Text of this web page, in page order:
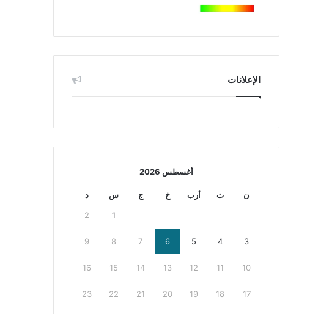
الإعلانات
أغسطس 2026
ن ث أرب خ ج س د
1
2
3
4
5
6
7
8
9
10
11
12
13
14
15
16
17
18
19
20
21
22
23